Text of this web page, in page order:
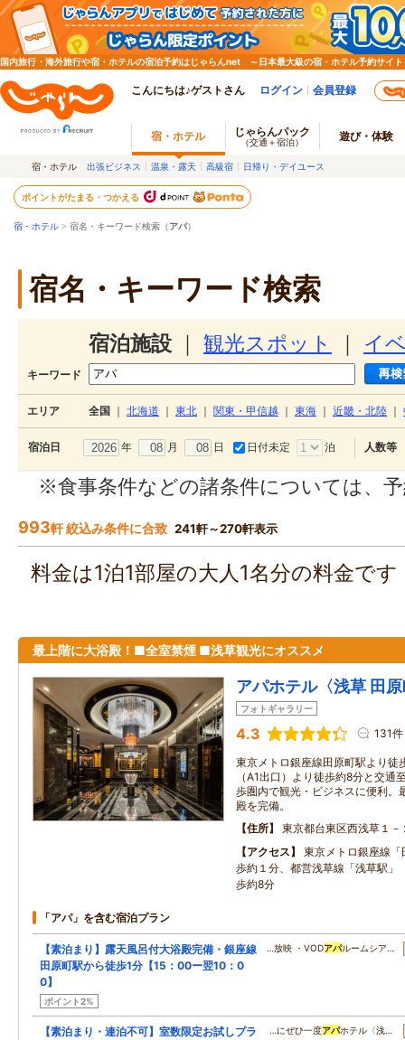
国内旅行・海外旅行や宿・ホテルの宿泊予約はじゃらんnet ～日本最大級の宿・ホテル予約サイト
こんにちは♪ゲストさん ログイン 会員登録
宿・ホテル じゃらんパック
（交通＋宿泊） 遊び・体験
宿・ホテル 出張ビジネス 温泉・露天 高級宿 日帰り・デイユース
ポイントがたまる・つかえる
宿・ホテル > 宿名・キーワード検索（アパ）
宿名・キーワード検索
宿泊施設 観光スポット イ
キーワード
エリア 全国 北海道 東北 関東・甲信越 東海 近畿・北陸
宿泊日 年 月 日 日付未定 泊 人数等
※食事条件などの諸条件については、
993軒 絞込み条件に合致 241軒～270軒表示
料金は1泊1部屋の大人1名分の料金で
最上階に大浴殿！■全室禁煙 ■浅草観光にオススメ
アパホテル〈浅草 田
フォトギャラリー
4.3 131件
東京メトロ銀座線田原町駅より徒
（A1出口）より徒歩約8分と交通
歩圏内で観光・ビジネスに便利。
殿を完備。
住所
東京都台東区西浅草１－
アクセス
東京メトロ銀座線
歩約１分、都営浅草線「浅草駅」
歩約8分
「アパ」を含む宿泊プラン
【素泊まり】露天風呂付大浴殿完備・銀座線
田原町駅から徒歩1分【15：00ー翌10：0
0】
ポイント2%
…放映 ・VODアパルームシア…
【素泊まり・連泊不可】室数限定お試しプラ
…にぜひ一度アパホテル〈浅…